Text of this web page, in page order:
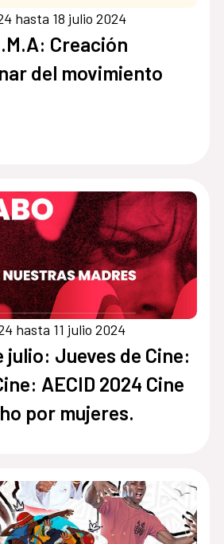
hasta 18 julio 2024
Creación
del movimiento
hasta 11 julio 2024
julio: Jueves de Cine:
AECID 2024 Cine
por mujeres.